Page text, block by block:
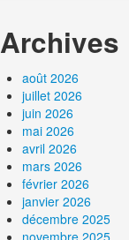
Archives
août 2026
juillet 2026
juin 2026
mai 2026
avril 2026
mars 2026
février 2026
janvier 2026
décembre 2025
novembre 2025